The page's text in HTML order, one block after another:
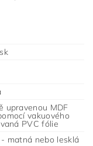
upravenou MDF
vakuového
PVC fólie
matná nebo lesklá